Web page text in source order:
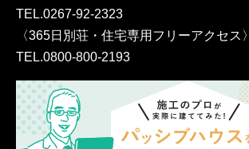
TEL.0267-92-2323
〈365日別荘・住宅専用フリーアクセス〉
TEL.0800-800-2193